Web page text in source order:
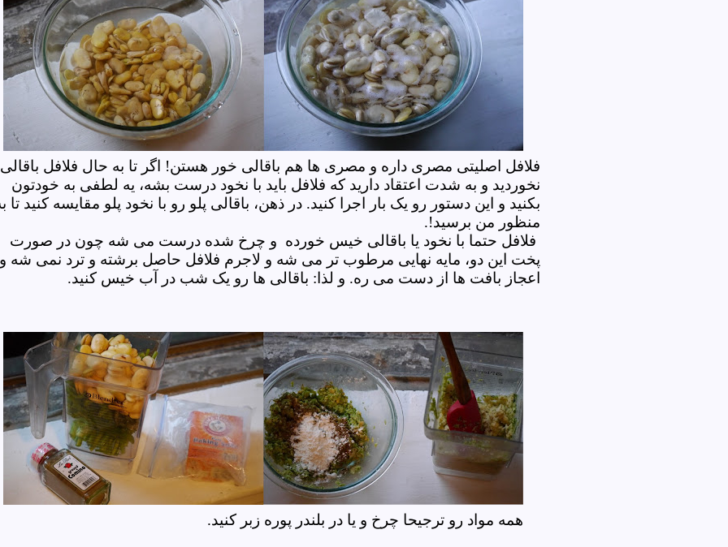
فلافل اصلیتی مصری داره و مصری ها هم باقالی خور هستن! اگر تا به حال فلافل باقالی
نخوردید و به شدت اعتقاد دارید که فلافل باید با نخود درست بشه، یه لطفی به خودتون
بکنید و این دستور رو یک بار اجرا کنید. در ذهن، باقالی پلو رو با نخود پلو مقایسه کنید تا
منظور من برسید!.
فلافل حتما با نخود یا باقالی خیس خورده و چرخ شده درست می شه چون در صورت
پخت این دو، مایه نهایی مرطوب تر می شه و لاجرم فلافل حاصل برشته و ترد نمی شه و
اعجاز بافت ها از دست می ره. و لذا: باقالی ها رو یک شب در آب خیس کنید.
همه مواد رو ترجیحا چرخ و یا در بلندر پوره زبر کنید.